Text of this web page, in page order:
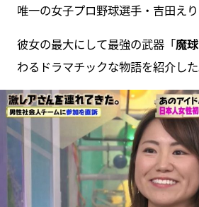
唯一の女子プロ野球選手・吉田えり
彼女の最大にして最強の武器「魔
わるドラマチックな物語を紹介した